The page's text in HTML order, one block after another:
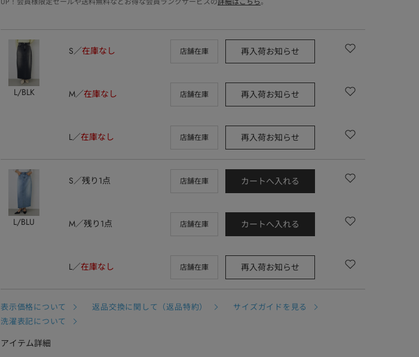
L/BLK
S 在庫なし 店舗在庫 再入荷お知らせ
M 在庫なし 店舗在庫 再入荷お知らせ
L 在庫なし 店舗在庫 再入荷お知らせ
L/BLU
S 残り1点 店舗在庫 カートへ入れる
M 残り1点 店舗在庫 カートへ入れる
L 在庫なし 店舗在庫 再入荷お知らせ
表示価格について 返品交換に関して（返品特約）
サイズガイドを見る
洗濯表記について
アイテム詳細